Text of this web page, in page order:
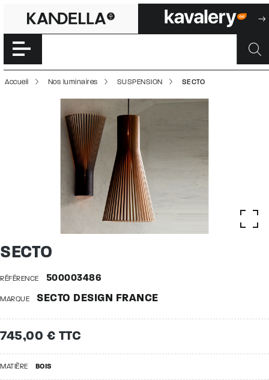
SECTO |
Accéder directement au contenu de la page
Accueil Nos luminaires SUSPENSION SECTO
SECTO
RÉFÉRENCE 500003486
MARQUE SECTO DESIGN FRANCE
745,00 € TTC
MATIÈRE BOIS